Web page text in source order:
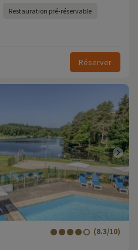
Restauration pré-réservable
Réserver
(8.3/10)